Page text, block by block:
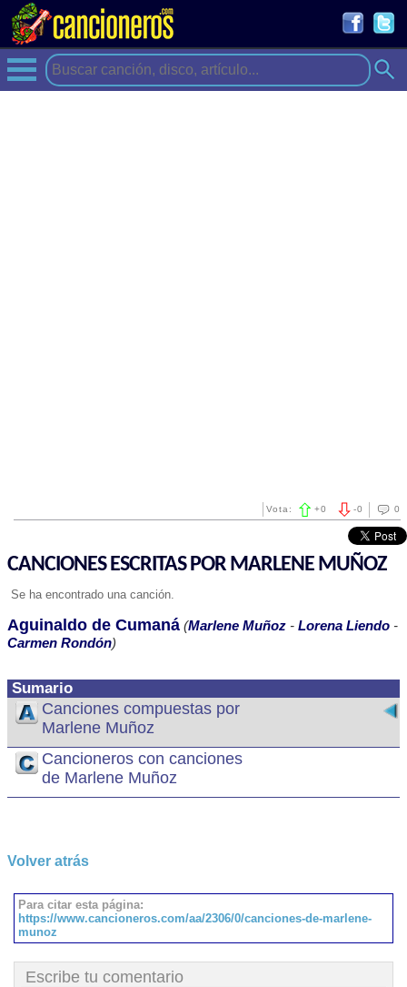
0
-0
Vota: +0
CANCIONES ESCRITAS POR MARLENE MUÑOZ
Se ha encontrado una canción.
Sumario
Canciones compuestas por
Marlene Muñoz
Cancioneros con canciones
de Marlene Muñoz
Aguinaldo de Cumaná (Marlene Muñoz - Lorena Liendo -
Carmen Rondón)
Volver atrás
Para citar esta página:
https://www.cancioneros.com/aa/2306/0/canciones-de-marlene-
munoz
Escribe tu comentario